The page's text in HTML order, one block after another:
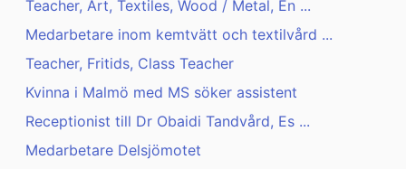
Teacher, Art, Textiles, Wood / Metal, En ...
Medarbetare inom kemtvätt och textilvård ...
Teacher, Fritids, Class Teacher
Kvinna i Malmö med MS söker assistent
Receptionist till Dr Obaidi Tandvård, Es ...
Medarbetare Delsjömotet